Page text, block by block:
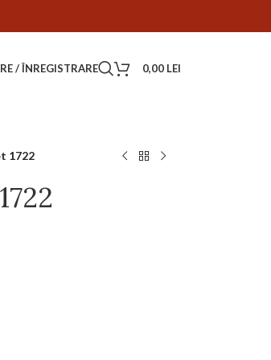
/ ÎNREGISTRARE 0,00 LEI
1722